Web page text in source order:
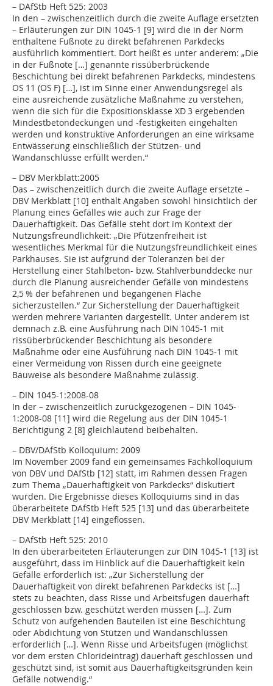
– DAfStb Heft 525: 2003
In den – zwischenzeitlich durch die zweite Auflage ersetzten
– Erläuterungen zur DIN 1045-1 [9] wird die in der Norm
enthaltene Fußnote zu direkt befahrenen Parkdecks
ausführlich kommentiert. Dort heißt es unter anderem: „Die
in der Fußnote […] genannte rissüberbrückende
Beschichtung bei direkt befahrenen Parkdecks, mindestens
OS 11 (OS F) […], ist im Sinne einer Anwendungsregel als
eine ausreichende zusätzliche Maßnahme zu verstehen,
wenn die sich für die Expositionsklasse XD 3 ergebenden
Mindestbetondeckungen und -festigkeiten eingehalten
werden und konstruktive Anforderungen an eine wirksame
Entwässerung einschließ­lich der Stützen- und
Wandanschlüsse erfüllt werden.“
– DBV Merkblatt:2005
Das – zwischenzeitlich durch die zweite Auflage ersetzte –
DBV Merkblatt [10] enthält Angaben sowohl hinsichtlich der
Planung eines Gefälles wie auch zur Frage der
Dauerhaftigkeit. Das Gefälle steht dort im Kontext der
Nutzungsfreundlichkeit: „Die Pfützenfreiheit ist
wesentliches Merkmal für die Nutzungsfreundlichkeit eines
Parkhauses. Sie ist aufgrund der Toleranzen bei der
Herstellung einer Stahlbeton- bzw. Stahlverbunddecke nur
durch die Planung ausreichender Gefälle von mindestens
2,5 % der befahrenen und begangenen Fläche
sicherzustellen.“ Zur Sicherstellung der Dauerhaftigkeit
werden mehrere Varianten dargestellt. Unter anderem ist
demnach z.B. eine Ausführung nach DIN 1045-1 mit
rissüberbrückender Beschichtung als besondere
Maßnahme oder eine Ausführung nach DIN 1045-1 mit
einer Vermeidung von Rissen durch eine geeignete
Bauweise als besondere Maßnahme zulässig.
– DIN 1045-1:2008-08
In der – zwischenzeitlich zurückgezogenen – DIN 1045-
1:2008-08 [11] wird die Regelung aus der DIN 1045-1
Berichtigung 2 [8] gleichlautend beibehalten.
– DBV/DAfStb Kolloquium: 2009
Im November 2009 fand ein gemeinsames Fachkolloquium
von DBV und DAfStb [12] statt, im Rahmen dessen Fragen
zum Thema „Dauerhaftigkeit von Parkdecks“ diskutiert
wurden. Die Ergebnisse dieses Kolloquiums sind in das
überarbeitete DAfStb Heft 525 [13] und das überarbeitete
DBV Merkblatt [14] eingeflossen.
– DAfStb Heft 525: 2010
In den überarbeiteten Erläuterungen zur DIN 1045-1 [13] ist
ausgeführt, dass im Hinblick auf die Dauerhaftigkeit kein
Gefälle erforderlich ist: „Zur Sicherstellung der
Dauerhaftigkeit von direkt befahrenen Parkdecks ist […]
stets zu beachten, dass Risse und Arbeitsfugen dauerhaft
geschlossen bzw. geschützt werden müssen […]. Zum
Schutz von aufgehenden Bauteilen ist eine Beschichtung
oder Abdichtung von Stützen und Wandanschlüssen
erforderlich […]. Wenn Risse und Arbeitsfugen (möglichst
vor dem ersten Chlorideintrag) dauerhaft geschlossen und
geschützt sind, ist somit aus Dauerhaftigkeitsgründen kein
Gefälle notwendig.“